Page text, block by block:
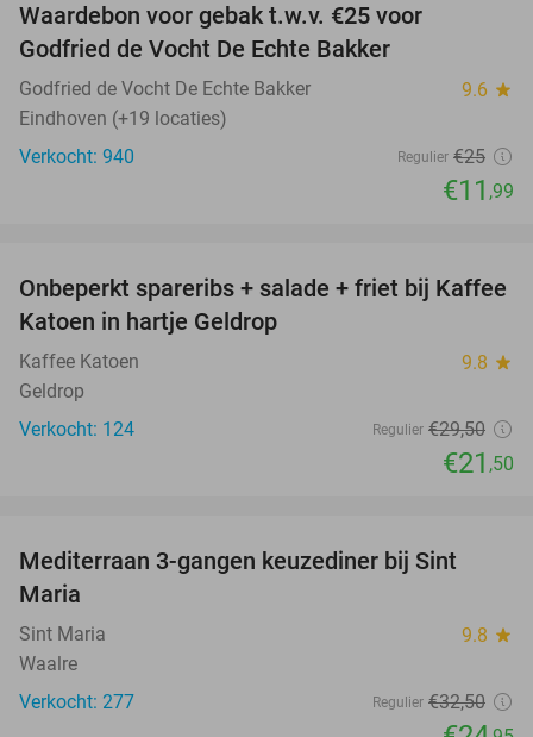
Waardebon voor gebak t.w.v. €25 voor
Godfried de Vocht De Echte Bakker
Godfried de Vocht De Echte Bakker 9.6 star
Eindhoven (+19 locaties)
Verkocht: 940
Regulier €25
€11 ,99
27%
Onbeperkt spareribs + salade + friet bij Kaffee
Katoen in hartje Geldrop
Kaffee Katoen 9.8 star
Geldrop
Verkocht: 124
Regulier €29,50
€21 ,50
Mediterraan 3-gangen keuzediner bij Sint
Maria
Sint Maria 9.8 star
Waalre
Verkocht: 277
Regulier €32,50